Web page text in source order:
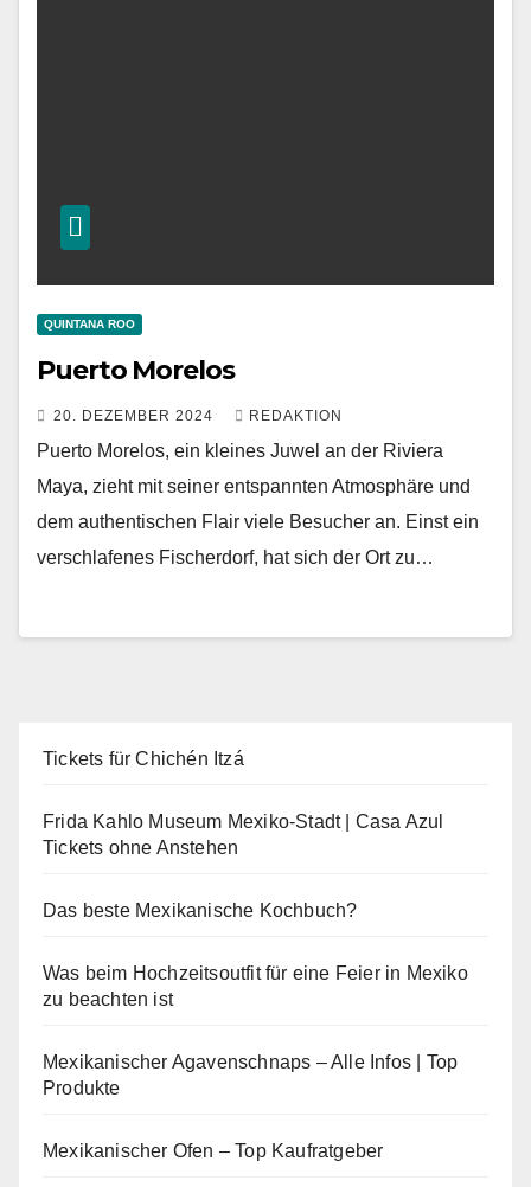
QUINTANA ROO
Puerto Morelos
20. DEZEMBER 2024 REDAKTION
Puerto Morelos, ein kleines Juwel an der Riviera
Maya, zieht mit seiner entspannten Atmosphäre und
dem authentischen Flair viele Besucher an. Einst ein
verschlafenes Fischerdorf, hat sich der Ort zu…
Tickets für Chichén Itzá
Frida Kahlo Museum Mexiko-Stadt | Casa Azul
Tickets ohne Anstehen
Das beste Mexikanische Kochbuch?
Was beim Hochzeitsoutfit für eine Feier in Mexiko
zu beachten ist
Mexikanischer Agavenschnaps – Alle Infos | Top
Produkte
Mexikanischer Ofen – Top Kaufratgeber